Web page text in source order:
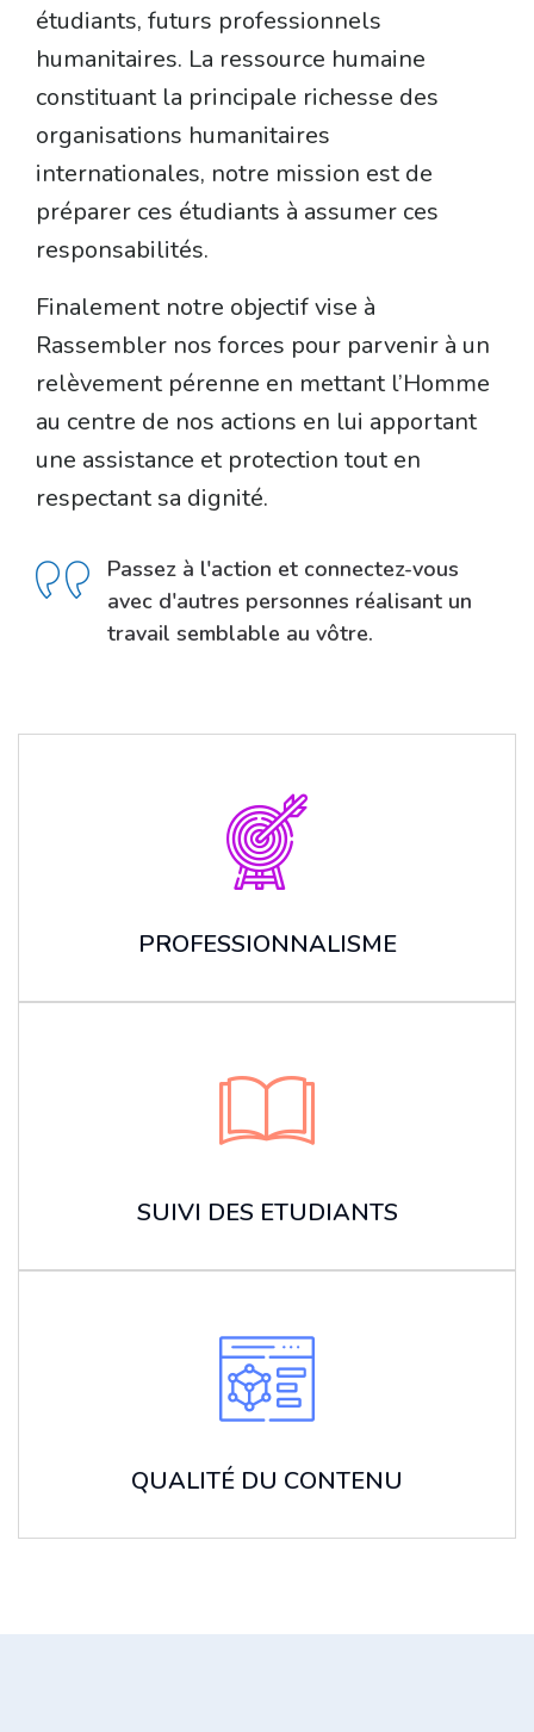
étudiants, futurs professionnels
humanitaires. La ressource humaine
constituant la principale richesse des
organisations humanitaires
internationales, notre mission est de
préparer ces étudiants à assumer ces
responsabilités.
Finalement notre objectif vise à
Rassembler nos forces pour parvenir à un
relèvement pérenne en mettant l’Homme
au centre de nos actions en lui apportant
une assistance et protection tout en
respectant sa dignité.
Passez à l'action et connectez-vous
avec d'autres personnes réalisant un
travail semblable au vôtre.
PROFESSIONNALISME
SUIVI DES ETUDIANTS
QUALITÉ DU CONTENU